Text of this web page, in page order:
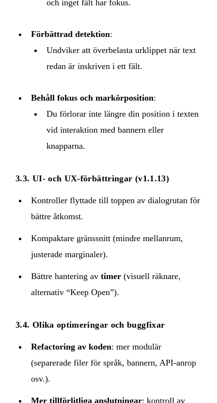
och inget fält har fokus.
Förbättrad detektion:
Undviker att överbelasta urklippet när text
redan är inskriven i ett fält.
Behåll fokus och markörposition:
Du förlorar inte längre din position i texten
vid interaktion med bannern eller
knapparna.
3.3. UI‑ och UX‑förbättringar (v1.1.13)
Kontroller flyttade till toppen av dialogrutan för
bättre åtkomst.
Kompaktare gränssnitt (mindre mellanrum,
justerade marginaler).
Bättre hantering av timer (visuell räknare,
alternativ “Keep Open”).
3.4. Olika optimeringar och buggfixar
Refactoring av koden: mer modulär
(separerade filer för språk, bannern, API‑anrop
osv.).
Mer tillförlitliga anslutningar: kontroll av